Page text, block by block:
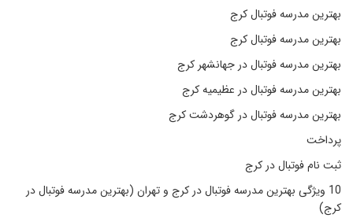
بهترین مدرسه فوتبال کرج
بهترین مدرسه فوتبال کرج
بهترین مدرسه فوتبال در جهانشهر کرج
بهترین مدرسه فوتبال در عظیمیه کرج
بهترین مدرسه فوتبال در گوهردشت کرج
پرداخت
ثبت نام فوتبال در کرج
10 ویژگی بهترین مدرسه فوتبال در کرج و تهران (بهترین مدرسه فوتبال در
کرج)